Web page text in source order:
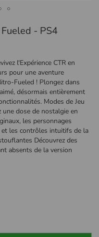
- PS4
l'Expérience CTR en
pour une aventure
Fueled ! Plongez dans
désormais entièrement
Modes de Jeu
une dose de nostalgie en
les personnages
les contrôles intuitifs de la
Découvrez des
absents de la version